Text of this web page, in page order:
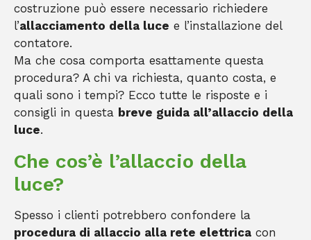
costruzione può essere necessario richiedere
l’allacciamento della luce e l’installazione del
contatore.
Ma che cosa comporta esattamente questa
procedura? A chi va richiesta, quanto costa, e
quali sono i tempi? Ecco tutte le risposte e i
consigli in questa breve guida all’allaccio della
luce.
Che cos’è l’allaccio della
luce?
Spesso i clienti potrebbero confondere la
procedura di allaccio alla rete elettrica con